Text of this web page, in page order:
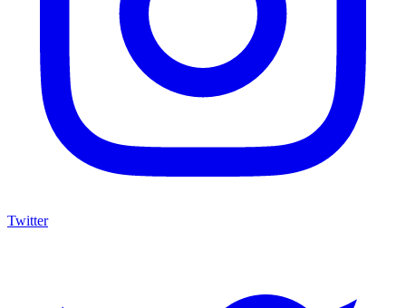
Twitter